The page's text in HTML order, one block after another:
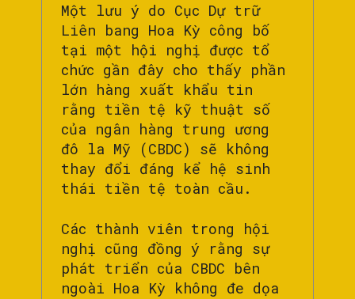
Một lưu ý do Cục Dự trữ
Liên bang Hoa Kỳ công bố
tại một hội nghị được tổ
chức gần đây cho thấy phần
lớn hàng xuất khẩu tin
rằng tiền tệ kỹ thuật số
của ngân hàng trung ương
đô la Mỹ (CBDC) sẽ không
thay đổi đáng kể hệ sinh
thái tiền tệ toàn cầu.
Các thành viên trong hội
nghị cũng đồng ý rằng sự
phát triển của CBDC bên
ngoài Hoa Kỳ không đe dọa